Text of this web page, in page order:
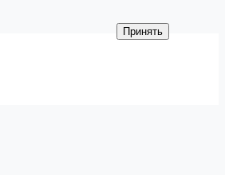
Принять